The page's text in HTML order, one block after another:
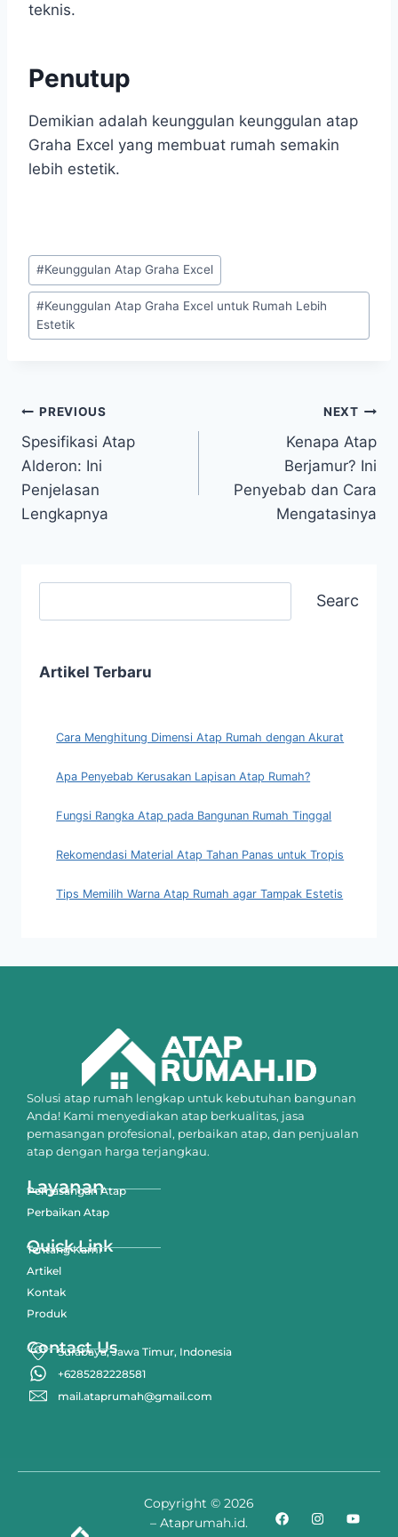
teknis.
Penutup
Demikian adalah keunggulan keunggulan atap
Graha Excel yang membuat rumah semakin
lebih estetik.
#Keunggulan Atap Graha Excel
#Keunggulan Atap Graha Excel untuk Rumah Lebih
Estetik
PREVIOUS
Spesifikasi Atap
Alderon: Ini
Penjelasan
Lengkapnya
NEXT
Kenapa Atap
Berjamur? Ini
Penyebab dan Cara
Mengatasinya
Search
Artikel Terbaru
Cara Menghitung Dimensi Atap Rumah dengan Akurat
Apa Penyebab Kerusakan Lapisan Atap Rumah?
Fungsi Rangka Atap pada Bangunan Rumah Tinggal
Rekomendasi Material Atap Tahan Panas untuk Tropis
Tips Memilih Warna Atap Rumah agar Tampak Estetis
Solusi atap rumah lengkap untuk kebutuhan bangunan
Anda! Kami menyediakan atap berkualitas, jasa
pemasangan profesional, perbaikan atap, dan penjualan
atap dengan harga terjangkau.
Layanan
Pemasangan Atap
Perbaikan Atap
Quick Link
Tentang Kami
Artikel
Kontak
Produk
Contact Us
Surabaya, Jawa Timur, Indonesia
+6285282228581
mail.ataprumah@gmail.com
Copyright © 2026
– Ataprumah.id.